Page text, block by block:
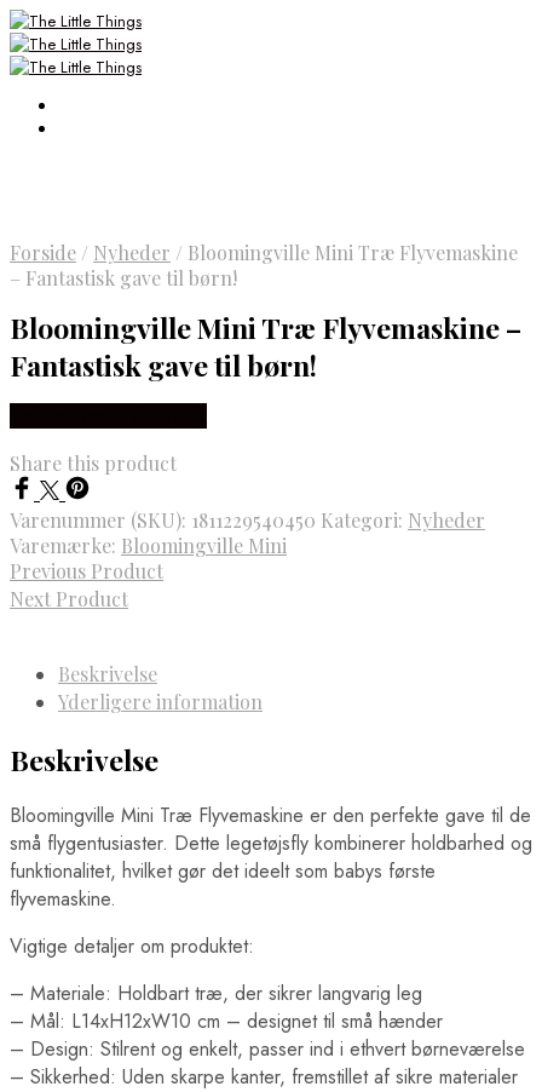
Forside / Nyheder / Bloomingville Mini Træ Flyvemaskine
– Fantastisk gave til børn!
Bloomingville Mini Træ Flyvemaskine –
Fantastisk gave til børn!
Share this product
Varenummer (SKU): 1811229540450 Kategori: Nyheder
Varemærke: Bloomingville Mini
Previous Product
Next Product
Beskrivelse
Yderligere information
Beskrivelse
Bloomingville Mini Træ Flyvemaskine er den perfekte gave til de
små flygentusiaster. Dette legetøjsfly kombinerer holdbarhed og
funktionalitet, hvilket gør det ideelt som babys første
flyvemaskine.
Vigtige detaljer om produktet:
– Materiale: Holdbart træ, der sikrer langvarig leg
– Mål: L14xH12xW10 cm – designet til små hænder
– Design: Stilrent og enkelt, passer ind i ethvert børneværelse
– Sikkerhed: Uden skarpe kanter, fremstillet af sikre materialer